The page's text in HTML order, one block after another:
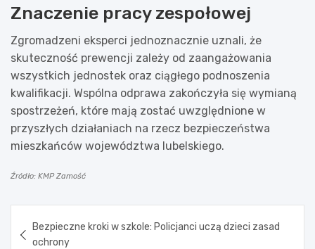
Znaczenie pracy zespołowej
Zgromadzeni eksperci jednoznacznie uznali, że
skuteczność prewencji zależy od zaangażowania
wszystkich jednostek oraz ciągłego podnoszenia
kwalifikacji. Wspólna odprawa zakończyła się wymianą
spostrzeżeń, które mają zostać uwzględnione w
przyszłych działaniach na rzecz bezpieczeństwa
mieszkańców województwa lubelskiego.
Źródło: KMP Zamość
wpisu
Bezpieczne kroki w szkole: Policjanci uczą dzieci zasad
ochrony